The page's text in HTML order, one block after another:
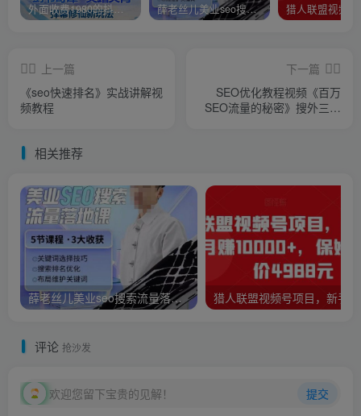
外面收费1980的抖音武动时空直播项目，无需真人出镜，实时互动直播【软件+详细教程】 薛老丝儿美业seo搜索流量落地课，一周暴涨20w粉丝，全干货讲解
上一篇
《seo快速排名》实战讲解视
频教程
下一篇
SEO优化教程视频《百万
SEO流量的秘密》搜外三木
相关推荐
薛老丝儿美业seo搜索流量落地课，一周暴涨20w粉丝，全干货讲解
评论 抢沙发
欢迎您留下宝贵的见解！ 提交